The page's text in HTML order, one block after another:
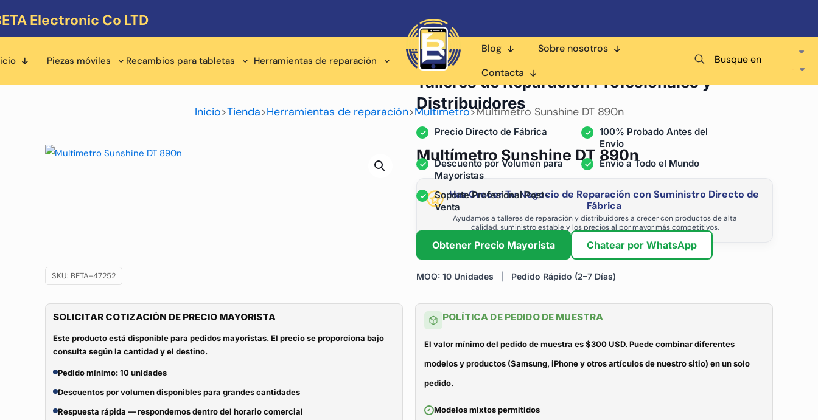
Electronic Co LTD
Piezas móviles Recambios para tabletas Herramientas de reparación
Blog
Sobre nosotros
Contacta
Busque en
Inicio>Tienda>Herramientas de reparación>Multímetro>Multímetro Sunshine DT 890n
Multímetro Sunshine DT 890n
Haz Crecer Tu Negocio de Reparación con Suministro Directo de
Fábrica
Ayudamos a talleres de reparación y distribuidores a crecer con productos de alta
calidad, suministro estable y los precios al por mayor más competitivos.
SKU: BETA-47252
Proveedor Mayorista para
Talleres de Reparación Profesionales y
Distribuidores
Precio Directo de Fábrica
100% Probado Antes del
Envío
Descuento por Volumen para
Mayoristas
Envío a Todo el Mundo
Soporte Profesional Post-
Venta
Obtener Precio Mayorista Chatear por WhatsApp
MOQ: 10 Unidades Pedido Rápido (2–7 Días)
SOLICITAR COTIZACIÓN DE PRECIO MAYORISTA
Este producto está disponible para pedidos mayoristas. El precio se proporciona bajo
consulta según la cantidad y el destino.
Pedido mínimo: 10 unidades
Descuentos por volumen disponibles para grandes cantidades
Respuesta rápida — respondemos dentro del horario comercial
POLÍTICA DE PEDIDO DE MUESTRA
El valor mínimo del pedido de muestra es $300 USD. Puede combinar diferentes
modelos y productos (Samsung, iPhone y otros artículos de nuestro sitio) en un solo
pedido.
Modelos mixtos permitidos